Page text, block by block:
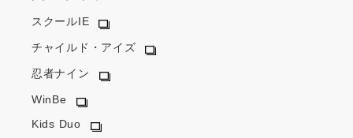
スクールIE
チャイルド・アイズ
忍者ナイン
WinBe
Kids Duo